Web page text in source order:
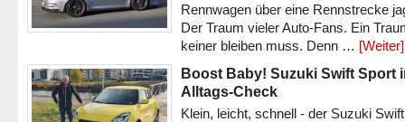
Rennwagen über eine Rennstrecke
Der Traum vieler Auto-Fans. Ein
keiner bleiben muss. Denn … [Weiter]
Boost Baby! Suzuki Swift Sport
Alltags-Check
Klein, leicht, schnell - der Suzuki